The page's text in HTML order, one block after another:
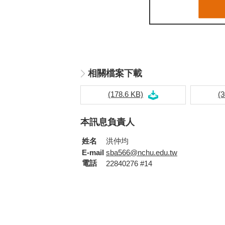
相關檔案下載
(178.6 KB)
本訊息負責人
姓名
洪仲均
E-mail sba566@nchu.edu.tw
電話
22840276 #14